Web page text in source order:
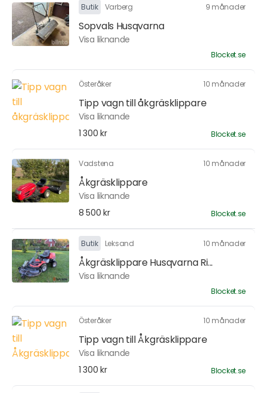
Butik Varberg 9 månader
Sopvals Husqvarna
Visa liknande
Blocket.se
Österåker 10 månader
Tipp vagn till åkgräsklippare
Visa liknande
1 300 kr
Blocket.se
Vadstena 10 månader
Åkgräsklippare
Visa liknande
8 500 kr
Blocket.se
Butik Leksand 10 månader
Åkgräsklippare Husqvarna Ri...
Visa liknande
Blocket.se
Österåker 10 månader
Tipp vagn till Åkgräsklippare
Visa liknande
1 300 kr
Blocket.se